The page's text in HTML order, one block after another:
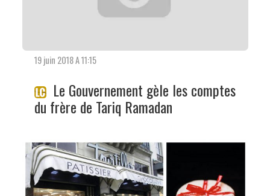
19 juin 2018 A 11:15
Le Gouvernement gèle les comptes
du frère de Tariq Ramadan